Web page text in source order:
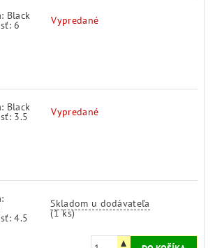
Black
6 Vypredané
Black
3.5 Vypredané
4.5
Skladom u dodávateľa
(1 ks)